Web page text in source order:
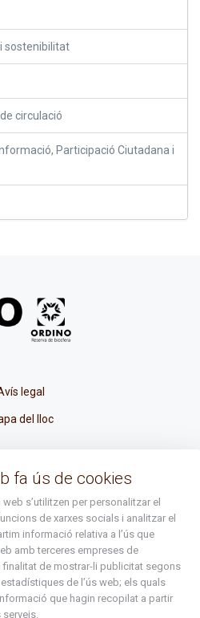
sostenibilitat
circulació
Participació Ciutadana i
legal
del lloc
(els divendres a partir de l'1 de juny
de Meritxell : de 8 a 14h)
fa ús de cookies
s’utilitzen per personalitzar el
de xarxes socials i analitzar el
informació relativa a l’ús que
amb terceres empreses de
de mostrar-li publicitat segons
de l’ús web; els quals
que hagin recopilat a partir
serveis.